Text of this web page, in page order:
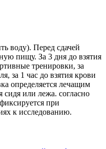
воду). Перед сдачей
пищу. За 3 дня до взятия
тренировки, за
за 1 час до взятия крови
определяется лечащим
сидя или лежа. согласно
при
к исследованию.